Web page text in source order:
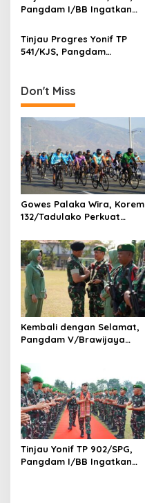
n
Perbatasan RI-PNG
Pangdam I/BB Ingatkan
Marwah TNI
Tinjau Progres Yonif TP
541/KJS, Pangdam
Warga
Don't Miss
Gowes Palaka Wira, Korem
132/Tadulako Perkuat
Kembali dengan Selamat,
Pangdam V/Brawijaya
Satgas Yonif 521/DY di
Perbatasan RI-PNG
Tinjau Yonif TP 902/SPG,
Pangdam I/BB Ingatkan